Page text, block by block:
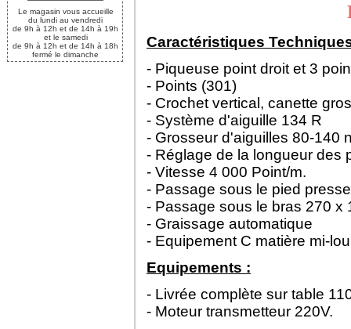
Le magasin vous accueille
du lundi au vendredi
de 9h à 12h et de 14h à 19h
et le samedi
de 9h à 12h et de 14h à 18h
fermé le dimanche
Caractéristiques
- Piqueuse point droit et 3
- Points (301)
- Crochet vertical, canette
- Système d'aiguille 134 R
- Grosseur d'aiguilles 80-140
- Réglage de la longueur des
- Vitesse 4 000 Point/m.
- Passage sous le pied
- Passage sous le bras 270 x
- Graissage automatique
- Equipement C matière mi-
Equipements :
- Livrée complète sur table
- Moteur transmetteur 220V.